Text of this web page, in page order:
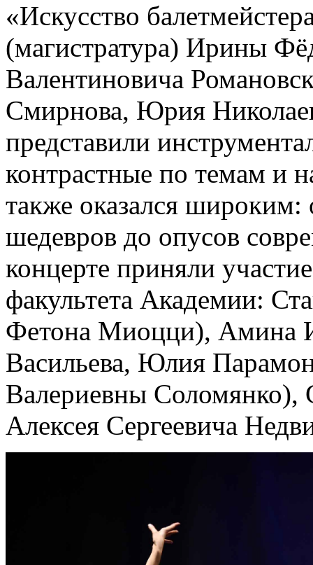
«Искусство
(магистратура) Ирины
Валентиновича
Смирнова, Юрия
представили
контрастные по темам и
также оказался
шедевров до опусов
концерте приняли
факультета Академии:
Фетона Миоцци), Амина
Васильева, Юлия
Валериевны Соломянко),
Алексея Сергеевича